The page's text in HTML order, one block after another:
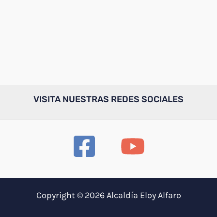
VISITA NUESTRAS REDES SOCIALES
Copyright © 2026 Alcaldía Eloy Alfaro